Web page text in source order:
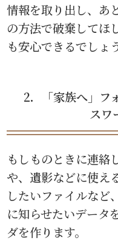
情報を取り出し、あ
の方法で破棄してほ
も安心できるでしょ
2．「家族へ」フ
スワ
もしものときに連絡
や、遺影などに使え
したいファイルなど
に知らせたいデータ
ダを作ります。